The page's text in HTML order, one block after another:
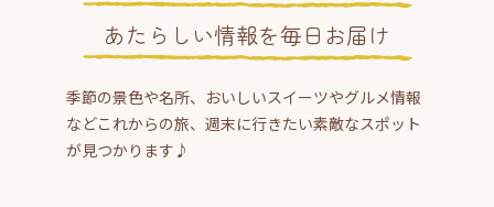
あたらしい情報を毎日お届け
季節の景色や名所、おいしいスイーツやグルメ情報
などこれからの旅、週末に行きたい素敵なスポット
が見つかります♪